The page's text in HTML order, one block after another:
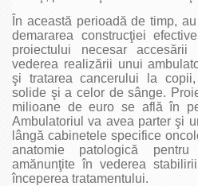
În această perioadă de timp,
demararea construcţiei
proiectului necesar
vederea realizării unui
şi tratarea cancerului la
solide şi a celor de sânge.
milioane de euro se află în
Ambulatoriul va avea parter şi
lângă cabinetele specifice
anatomie patologică
amănunţite în vederea
începerea tratamentului.